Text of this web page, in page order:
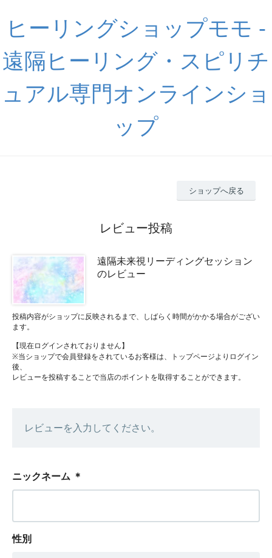
ヒーリングショップモモ -
遠隔ヒーリング・スピリチ
ュアル専門オンラインショ
ップ
ショップへ戻る
レビュー投稿
遠隔未来視リーディングセッション
のレビュー
投稿内容がショップに反映されるまで、しばらく時間がかかる場合がござい
ます。
【現在ログインされておりません】
※当ショップで会員登録をされているお客様は、トップページよりログイン
後、
レビューを投稿することで当店のポイントを取得することができます。
レビューを入力してください。
ニックネーム ＊
性別